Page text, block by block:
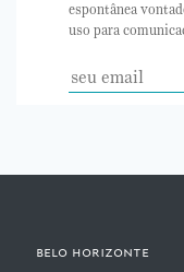
espontânea
uso para
belo horizonte